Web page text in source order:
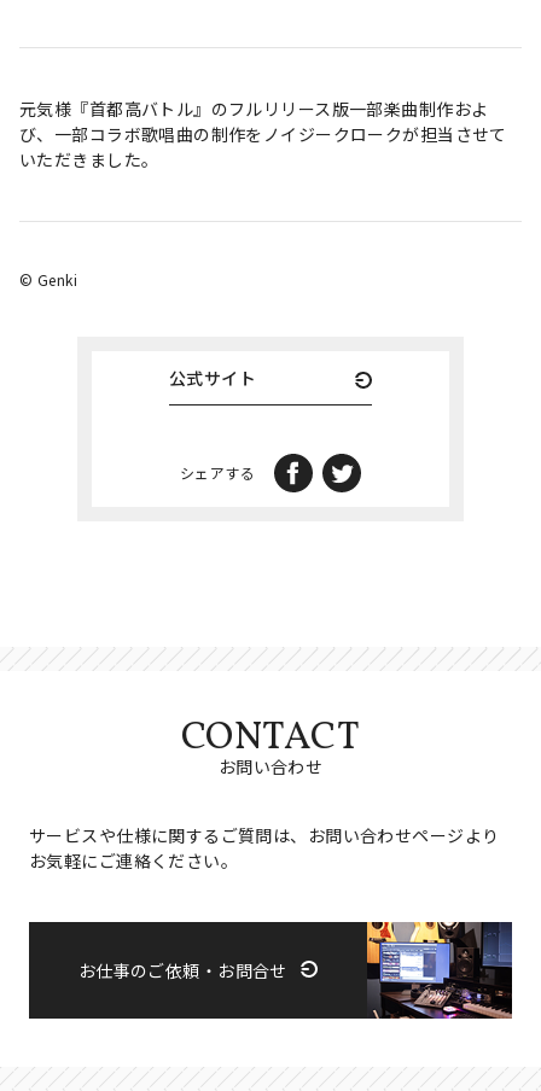
元気様『首都高バトル』のフルリリース版一部楽曲制作およ
び、一部コラボ歌唱曲の制作をノイジークロークが担当させて
いただきました。
© Genki
公式サイト
シェアする
CONTACT
お問い合わせ
サービスや仕様に関するご質問は、お問い合わせページより
お気軽にご連絡ください。
お仕事のご依頼・お問合せ